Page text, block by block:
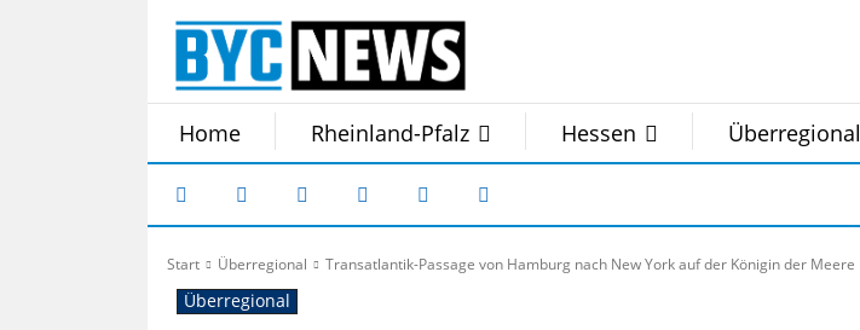
Home Rheinland-Pfalz Hessen Überregional
Start Überregional Transatlantik-Passage von Hamburg nach New York auf der Königin der Meere
Überregional